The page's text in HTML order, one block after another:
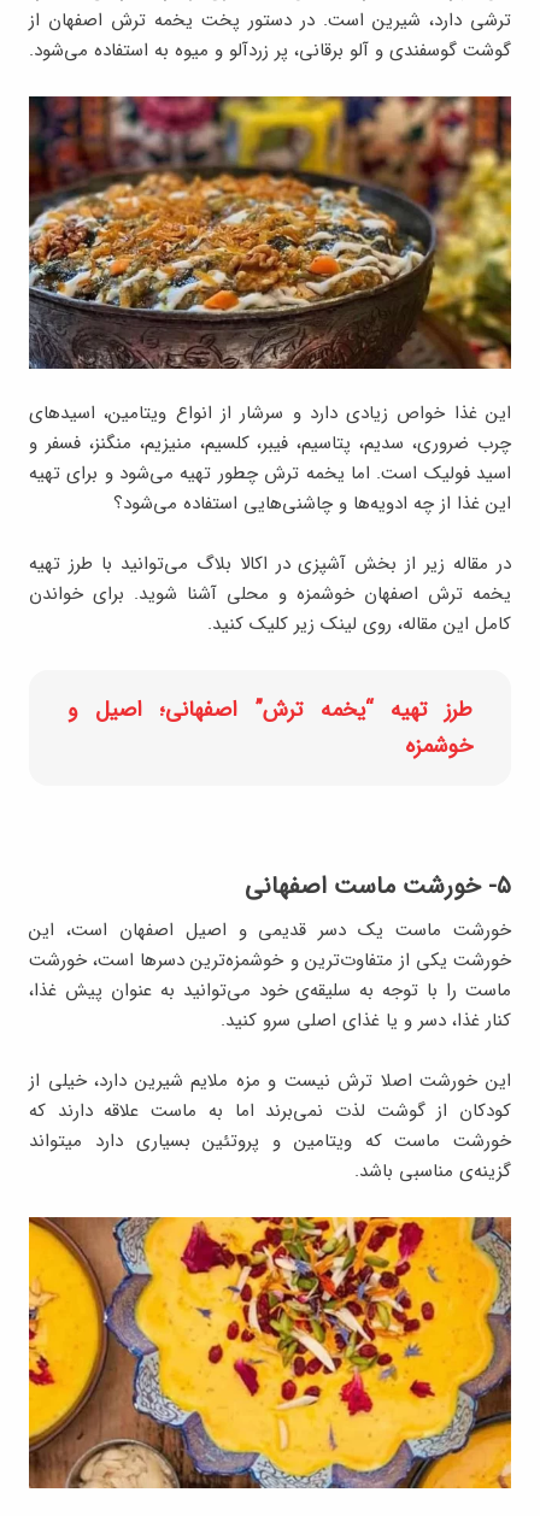
ترشی دارد، شیرین است. در دستور پخت یخمه ترش اصفهان از
گوشت گوسفندی و آلو برقانی، پر زردآلو و میوه به استفاده می‌شود.
این غذا خواص زیادی دارد و سرشار از انواع ویتامین، اسیدهای
چرب ضروری، سدیم، پتاسیم، فیبر، کلسیم، منیزیم، منگنز، فسفر و
اسید فولیک است. اما یخمه ترش چطور تهیه می‌شود و برای تهیه
این غذا از چه ادویه‌ها و چاشنی‌هایی استفاده می‌شود؟
در مقاله زیر از بخش آشپزی در اکالا بلاگ می‌توانید با طرز تهیه
یخمه ترش اصفهان خوشمزه و محلی آشنا شوید. برای خواندن
کامل این مقاله، روی لینک زیر کلیک کنید.
طرز تهیه “یخمه ترش” اصفهانی؛ اصیل و
خوشمزه
۵- خورشت ماست اصفهانی
خورشت ماست یک دسر قدیمی و اصیل اصفهان است، این
خورشت یکی از متفاوت‌ترین و خوشمزه‌ترین دسرها است، خورشت
ماست را با توجه به سلیقه‌ی خود می‌توانید به عنوان پیش غذا،
کنار غذا، دسر و یا غذای اصلی سرو کنید.
این خورشت اصلا ترش نیست و مزه ملایم شیرین دارد، خیلی از
کودکان از گوشت لذت نمی‌برند اما به ماست علاقه دارند که
خورشت ماست که ویتامین و پروتئین بسیاری دارد میتواند
گزینه‌ی مناسبی باشد.